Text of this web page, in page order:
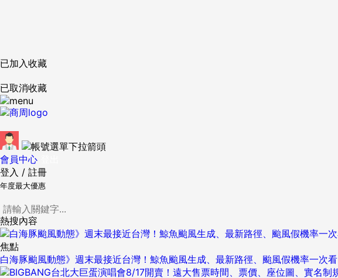
已加入收藏
已取消收藏
會員中心
登入 / 註冊
年度最大優惠
熱搜內容
焦點
白海豚颱風動態》週末最接近台灣！鯨魚颱風生成、最新路徑、颱風假機率一次看